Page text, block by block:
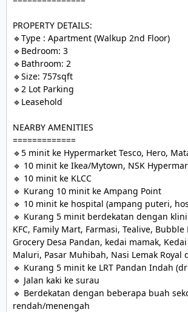
PROPERTY DETAILS:
🔹Type : Apartment (Walkup 2nd Floor)
🔹Bedroom: 3
🔹Bathroom: 2
🔹Size: 757sqft
🔹2 Lot Parking
🔹Leasehold
NEARBY AMENITIES
=============
🔹5 minit ke Hypermarket Tesco, Hero,
🔹 10 minit ke Ikea/Mytown, NSK
🔹 10 minit ke KLCC
🔹 Kurang 10 minit ke Ampang Point
🔹 10 minit ke hospital (ampang puteri,
🔹 Kurang 5 minit berdekatan dengan
KFC, Family Mart, Farmasi, Tealive, Bubble
Grocery Desa Pandan, kedai mamak,
Maluri, Pasar Muhibah, Nasi Lemak Royal
🔹 Kurang 5 minit ke LRT Pandan Indah
🔹 Jalan kaki ke surau
🔹 Berdekatan dengan beberapa buah
rendah/menengah